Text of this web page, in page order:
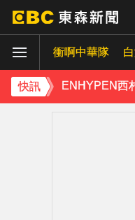
衝啊中華隊
快訊